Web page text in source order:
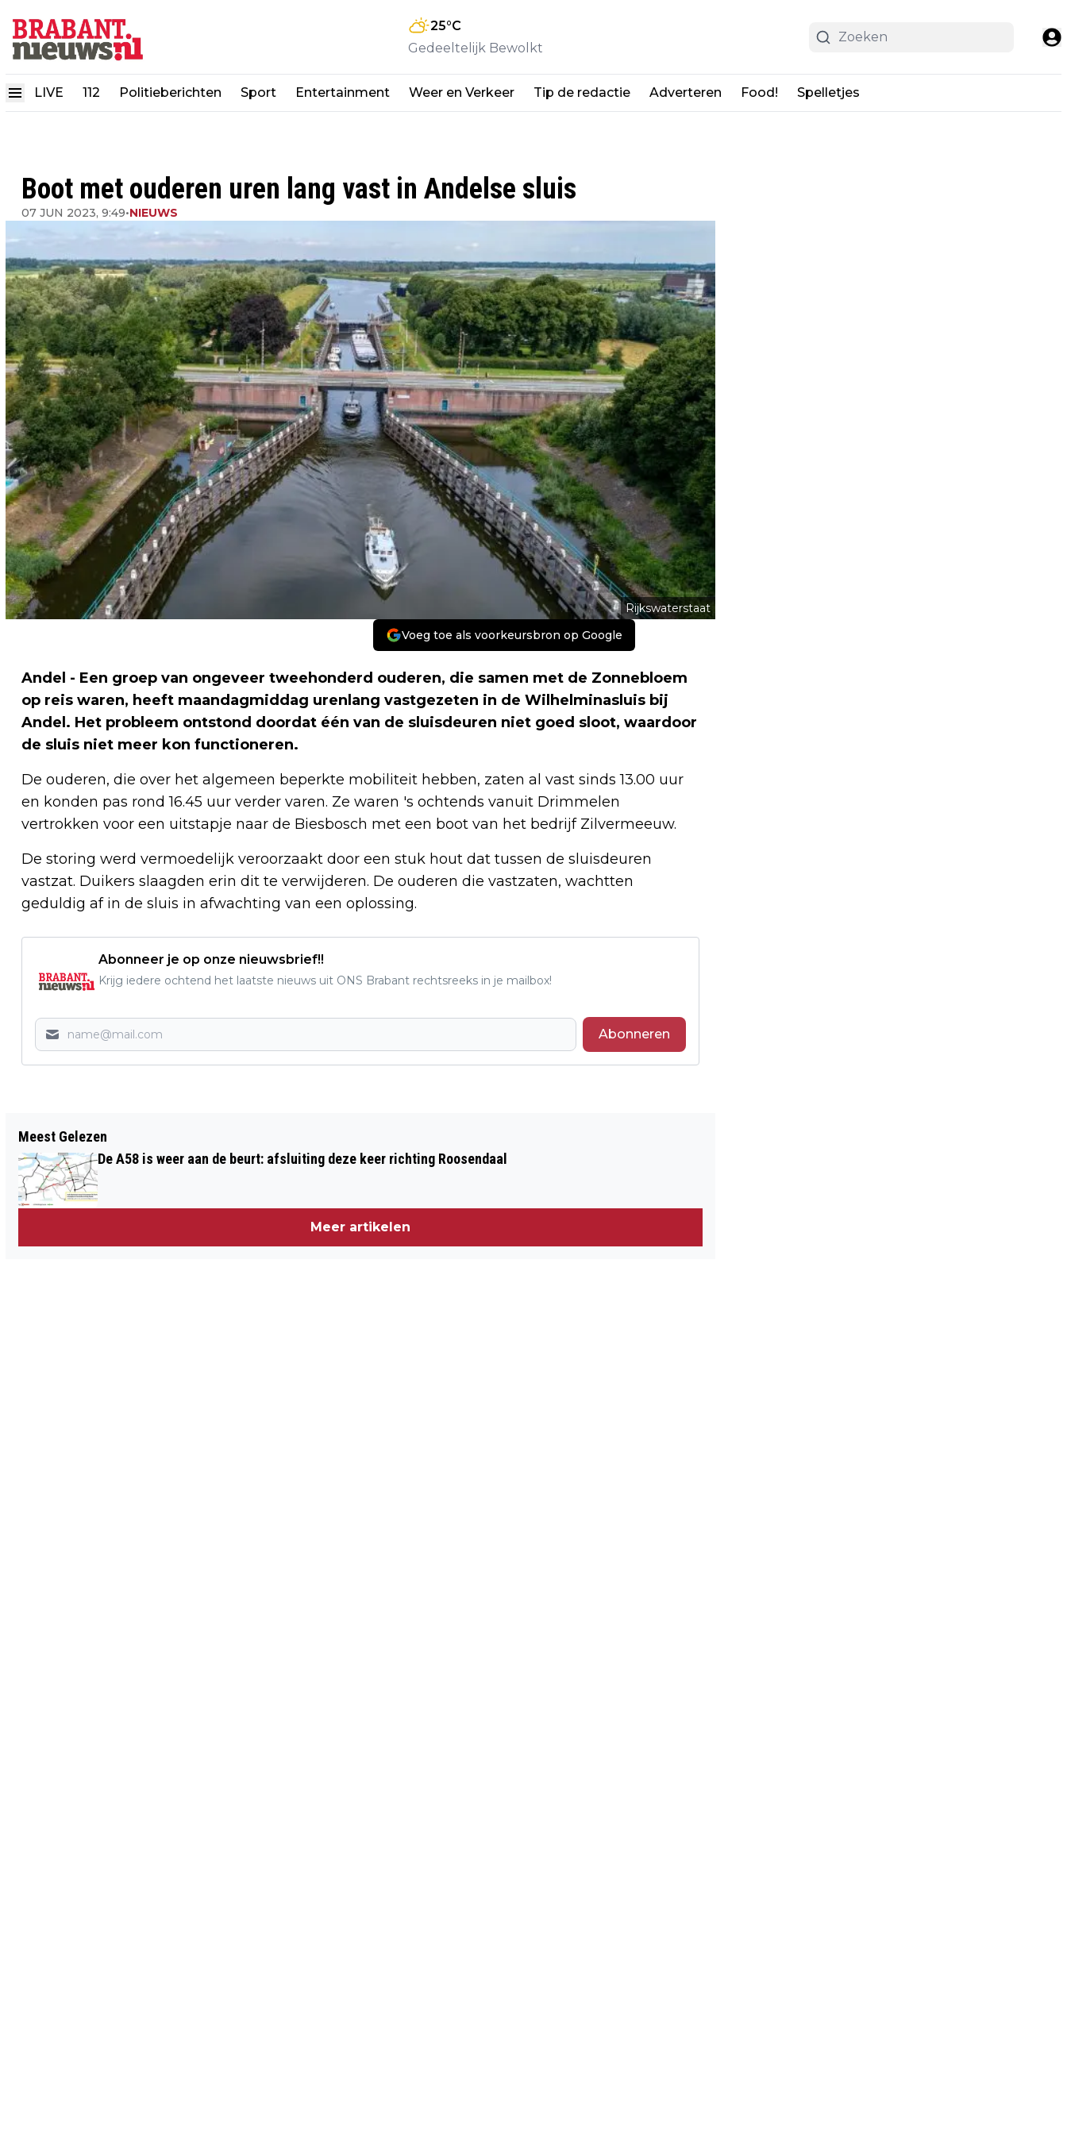
25°C
Gedeeltelijk Bewolkt
LIVE 112 Politieberichten Sport Entertainment Weer en Verkeer Tip de redactie Adverteren Food! Spelletjes
Boot met ouderen uren lang vast in Andelse sluis
07 JUN 2023, 9:49•NIEUWS
Rijkswaterstaat
Voeg toe als voorkeursbron op Google
Andel - Een groep van ongeveer tweehonderd ouderen, die samen met de Zonnebloem
op reis waren, heeft maandagmiddag urenlang vastgezeten in de Wilhelminasluis bij
Andel. Het probleem ontstond doordat één van de sluisdeuren niet goed sloot, waardoor
de sluis niet meer kon functioneren.
De ouderen, die over het algemeen beperkte mobiliteit hebben, zaten al vast sinds 13.00 uur
en konden pas rond 16.45 uur verder varen. Ze waren 's ochtends vanuit Drimmelen
vertrokken voor een uitstapje naar de Biesbosch met een boot van het bedrijf Zilvermeeuw.
De storing werd vermoedelijk veroorzaakt door een stuk hout dat tussen de sluisdeuren
vastzat. Duikers slaagden erin dit te verwijderen. De ouderen die vastzaten, wachtten
geduldig af in de sluis in afwachting van een oplossing.
Abonneer je op onze nieuwsbrief!!
Krijg iedere ochtend het laatste nieuws uit ONS Brabant rechtsreeks in je mailbox!
Abonneren
VOORTERREIN JEROEN BOSCH
ZIEKENHUIS TIJDELIJK AFGEZET NA
CHEMISCHE REACTIE IN VAT
JAVA BREDA ZORGT VOOR VEEL
Meest Gelezen
De A58 is weer aan de beurt: afsluiting deze keer richting Roosendaal
Meer artikelen